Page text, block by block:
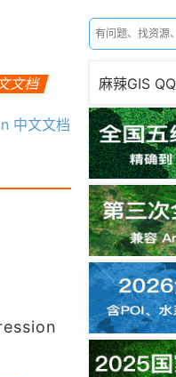
文档
中文文档
麻辣GIS